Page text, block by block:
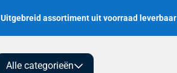
Uitgebreid assortiment uit voorraad leverbaar
Alle categorieën